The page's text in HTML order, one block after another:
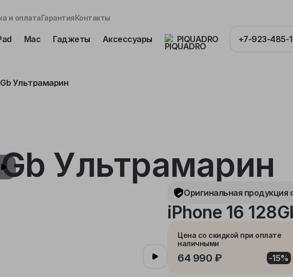
и оплатаГарантияКонтакты
Mac Гаджеты Аксессуары PIQUADRO +7-923-485-
Ультрамарин
Ультрамарин
Оригинальная продукция
iPhone 16
Цена со скидкой при оплате
наличными
64 990 ₽ -15%